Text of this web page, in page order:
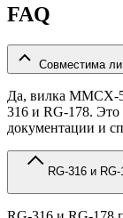
FAQ
Совместима ли
Да, вилка MMCX-
316 и RG-178. Это
документации и